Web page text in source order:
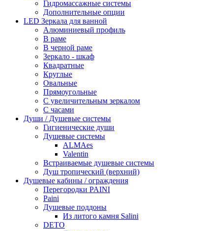
Гидромассажные системы
Дополнительные опции
LED Зеркала для ванной
Алюминиевый профиль
В раме
В черной раме
Зеркало - шкаф
Квадратные
Круглые
Овальные
Прямоугольные
С увеличительным зеркалом
С часами
Души / Душевые системы
Гигиенические души
Душевые системы
ALMAes
Valentin
Встраиваемые душевые системы
Душ тропический (верхний)
Душевые кабины / ограждения
Перегородки PAINI
Paini
Душевые поддоны
Из литого камня Salini
DETO